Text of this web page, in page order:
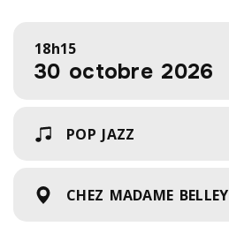
18h15
30 octobre 2026
POP JAZZ
CHEZ MADAME BELLEY